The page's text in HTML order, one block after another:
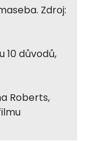
Zdroj:
10 důvodů,
Roberts,